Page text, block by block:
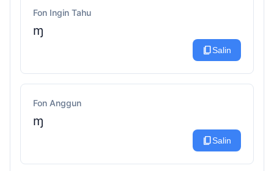
Fon Ingin Tahu
ɱ
content_copySalin
Fon Anggun
ɱ
content_copySalin